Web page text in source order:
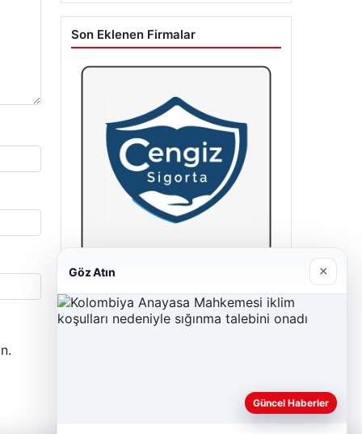
Son Eklenen Firmalar
23/06/2026
Göz Atın ×
Güncel Haberler